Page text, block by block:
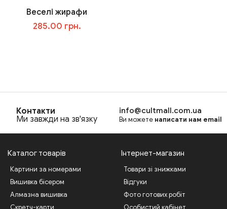
Веселі жирафи
285.00 грн.
Контакти
Ми завжди на зв'язку
info@cultmall.com.ua
Ви можете написати нам email
Каталог товарів
Картини за номерами
Вишивка бісером
Алмазна вишивка
Скретч-карти
Інтернет-магазин
Товари зі знижками
Відгуки
Фото готових робіт
Особистий кабінет